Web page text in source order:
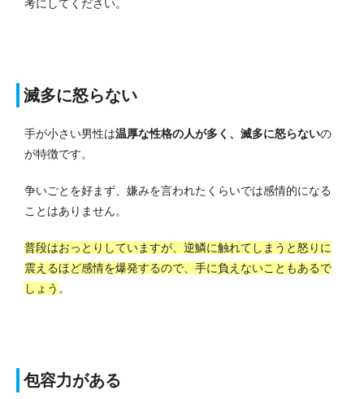
考にしてください。
滅多に怒らない
手が小さい男性は温厚な性格の人が多く、滅多に怒らないの
が特徴です。
争いごとを好まず、嫌みを言われたくらいでは感情的になる
ことはありません。
普段はおっとりしていますが、逆鱗に触れてしまうと怒りに
震えるほど感情を爆発するので、手に負えないこともあるで
しょう 。
包容力がある